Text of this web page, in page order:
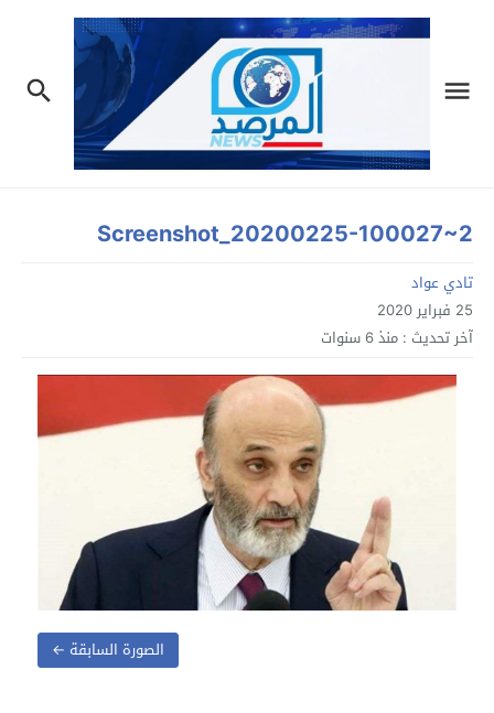
Screenshot_20200225-100027~2
تادي عواد
25 فبراير 2020
آخر تحديث : منذ 6 سنوات
الصورة السابقة ←